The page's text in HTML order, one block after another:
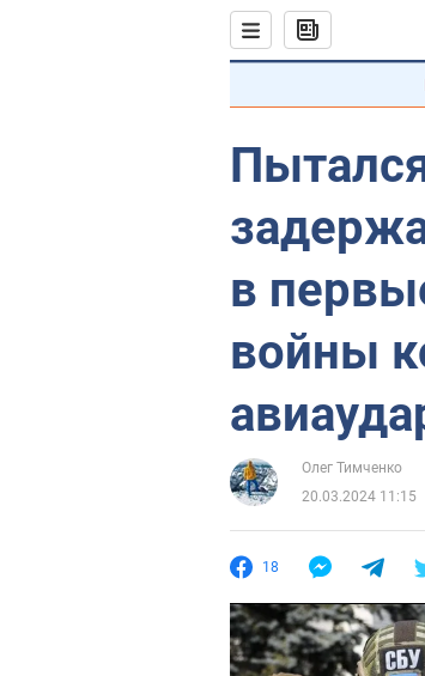
в
войны
Олег Тимченко
20.03.2024 11:15
18